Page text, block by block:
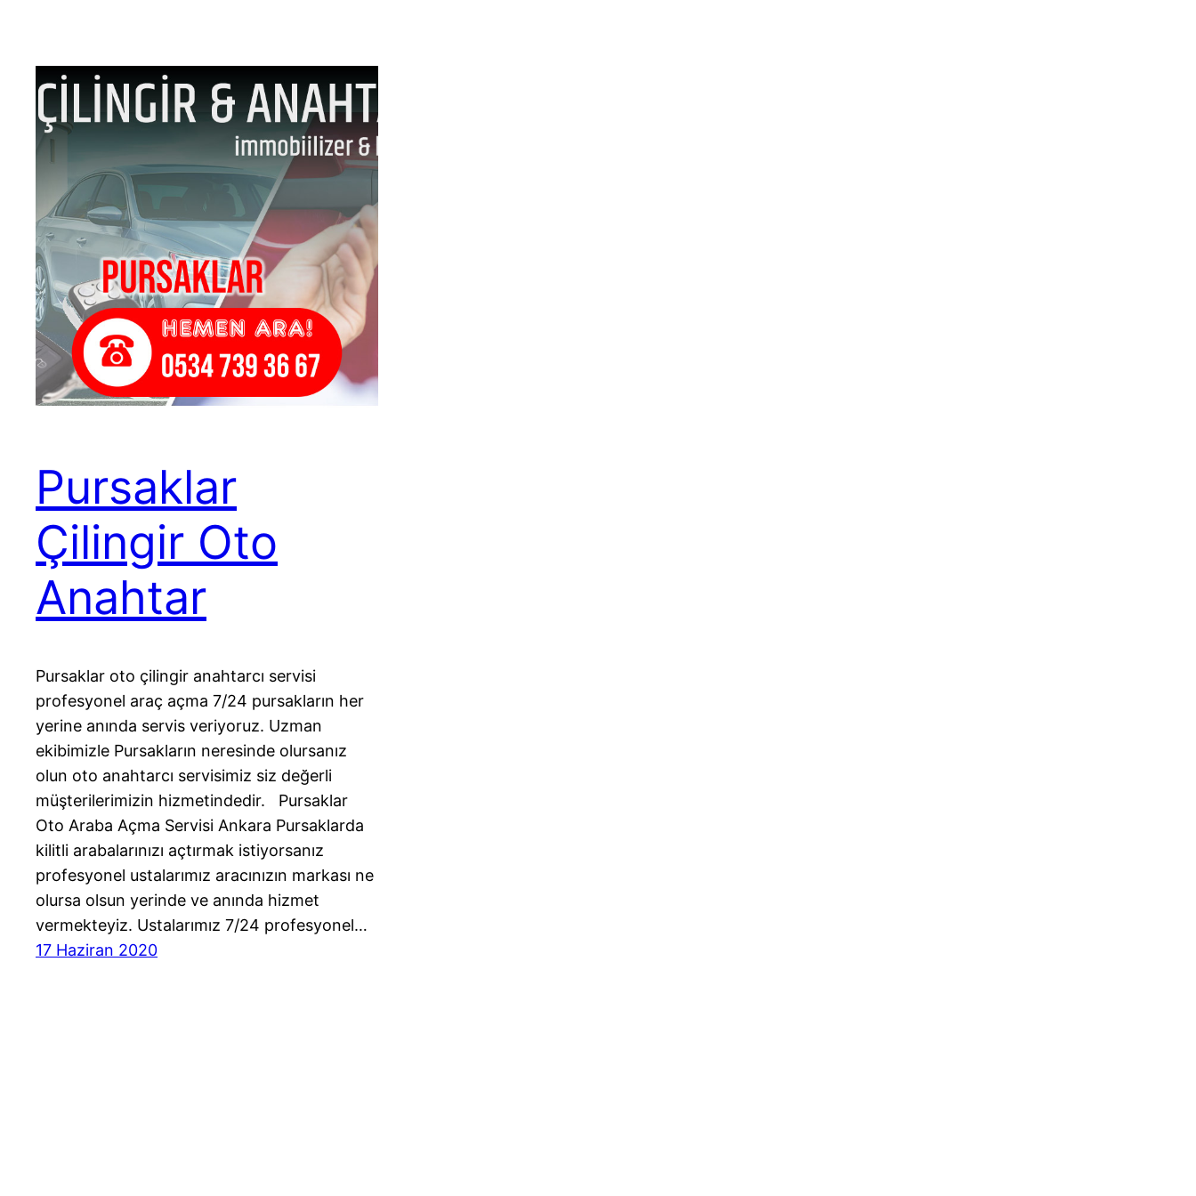
Pursaklar
Çilingir Oto
Anahtar
Pursaklar oto çilingir anahtarcı servisi
profesyonel araç açma 7/24 pursakların her
yerine anında servis veriyoruz. Uzman
ekibimizle Pursakların neresinde olursanız
olun oto anahtarcı servisimiz siz değerli
müşterilerimizin hizmetindedir. Pursaklar
Oto Araba Açma Servisi Ankara Pursaklarda
kilitli arabalarınızı açtırmak istiyorsanız
profesyonel ustalarımız aracınızın markası ne
olursa olsun yerinde ve anında hizmet
vermekteyiz. Ustalarımız 7/24 profesyonel…
17 Haziran 2020